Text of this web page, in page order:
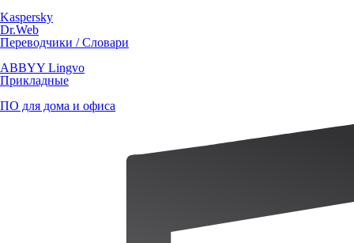
Kaspersky
Dr.Web
Переводчики / Словари
ABBYY Lingvo
Прикладные
ПО для дома и офиса